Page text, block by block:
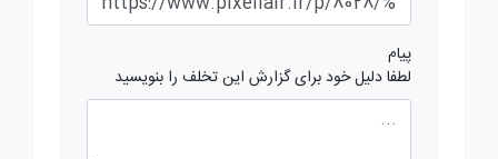
پیام
لطفا دلیل خود برای گزارش این تخلف را بنویسید